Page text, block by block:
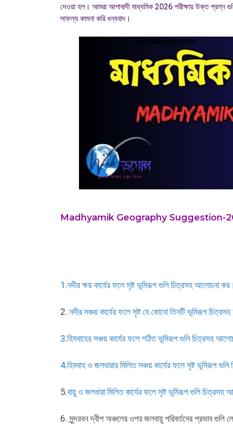
দেওয়া হল। আমরা আশাবাদী মাধ্যমিক 2026 পরীক্ষায় উক্ত প্রশ্ন
সাফল্য কামনা করি ধন্যবাদ।
Madhyamik Geography Suggestion-2026
1.নদীর ক্ষয় কার্যের ফলে সৃষ্ট ভূমিরূপ গুলি চিত্রসহ আলোচনা কর।
2. নদীর সঞ্চয় কার্যের ফলে সৃষ্ট যে কোনো তিনটি ভূমিরূপ
3.হিমবাহের সঞ্চয় কার্যের ফলে গঠিত ভূমিরূপ গুলি চিত্রসহ
4.হিমবাহ ও জলধারার মিলিত সঞ্চয় কার্যের ফলে সৃষ্ট ভূমিরূপ
5.বায়ু ও জলধারা মিলিত কার্যের ফলে সৃষ্ট ভূমিরূপ গুলি চিত্রসহ
6. সুন্দরবন দ্বীপ অঞ্চলের ওপর জলবায়ু পরিবর্তনের প্রভাব গুলি